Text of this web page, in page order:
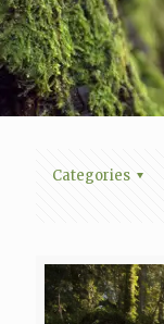
Categories